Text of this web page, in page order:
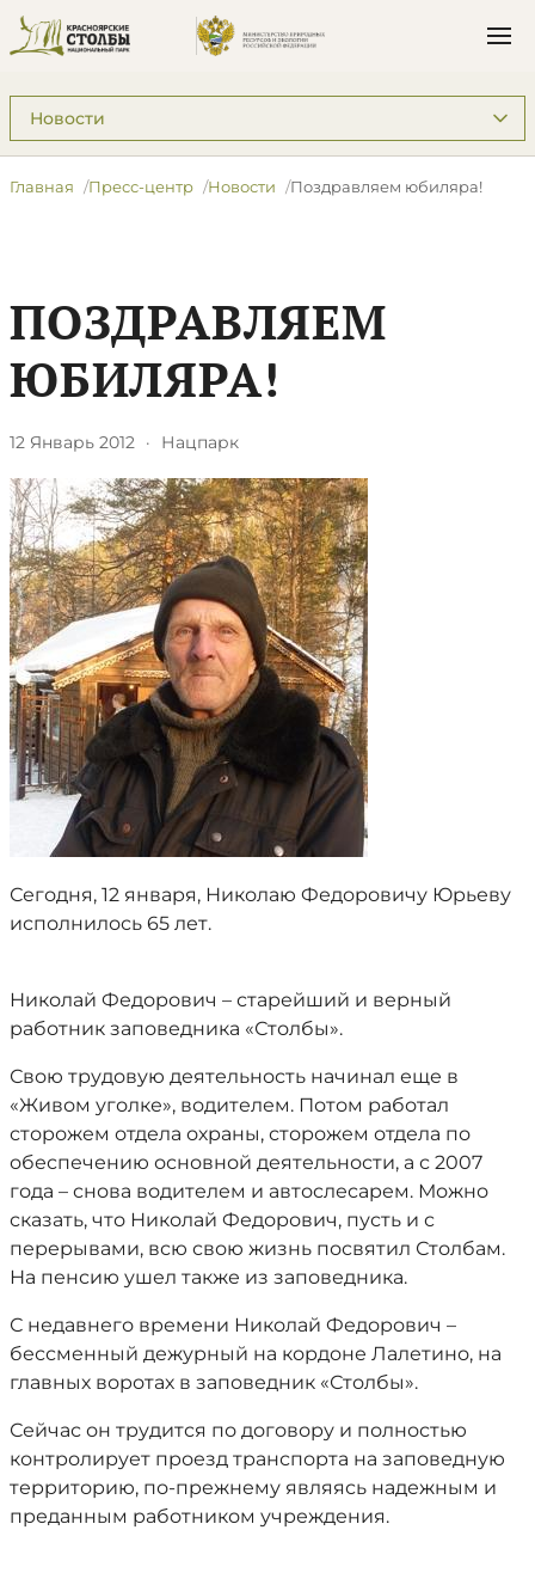
Подразделы: Пресс-центр
Главная Пресс-центр Новости Поздравляем юбиляра!
ПОЗДРАВЛЯЕМ
ЮБИЛЯРА!
12 Январь 2012 · Нацпарк
Сегодня, 12 января, Николаю Федоровичу Юрьеву
исполнилось 65 лет.
Николай Федорович – старейший и верный
работник заповедника «Столбы».
Свою трудовую деятельность начинал еще в
«Живом уголке», водителем. Потом работал
сторожем отдела охраны, сторожем отдела по
обеспечению основной деятельности, а с 2007
года – снова водителем и автослесарем. Можно
сказать, что Николай Федорович, пусть и с
перерывами, всю свою жизнь посвятил Столбам.
На пенсию ушел также из заповедника.
С недавнего времени Николай Федорович –
бессменный дежурный на кордоне Лалетино, на
главных воротах в заповедник «Столбы».
Сейчас он трудится по договору и полностью
контролирует проезд транспорта на заповедную
территорию, по-прежнему являясь надежным и
преданным работником учреждения.